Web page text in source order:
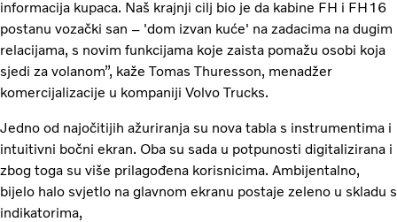
informacija kupaca. Naš krajnji cilj bio je da kabine FH i FH16
postanu vozački san – 'dom izvan kuće' na zadacima na dugim
relacijama, s novim funkcijama koje zaista pomažu osobi koja
sjedi za volanom”, kaže Tomas Thuresson, menadžer
komercijalizacije u kompaniji Volvo Trucks.
Jedno od najočitijih ažuriranja su nova tabla s instrumentima i
intuitivni bočni ekran. Oba su sada u potpunosti digitalizirana i
zbog toga su više prilagođena korisnicima. Ambijentalno,
bijelo halo svjetlo na glavnom ekranu postaje zeleno u skladu s
indikatorima,